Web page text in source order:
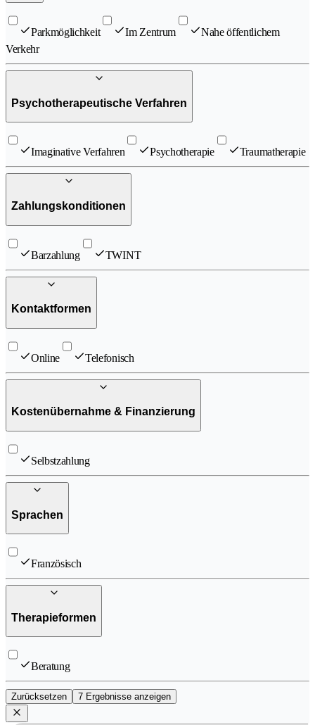
Parkmöglichkeit Im Zentrum
Nahe öffentlichem
Verkehr
Psychotherapeutische Verfahren
Imaginative Verfahren Psychotherapie Traumatherapie
Zahlungskonditionen
Barzahlung TWINT
Kontaktformen
Online Telefonisch
Kostenübernahme & Finanzierung
Selbstzahlung
Sprachen
Französisch
Therapieformen
Beratung
Zurücksetzen 7 Ergebnisse anzeigen